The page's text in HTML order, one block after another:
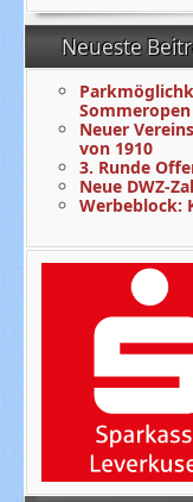
Neueste
Sommeropen
Neuer
von 1910
3. Runde
Neue DWZ-
Werbeblock: